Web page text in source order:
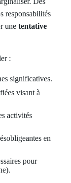
responsabilités
une tentative
:
significatives.
visant à
activités
en
pour